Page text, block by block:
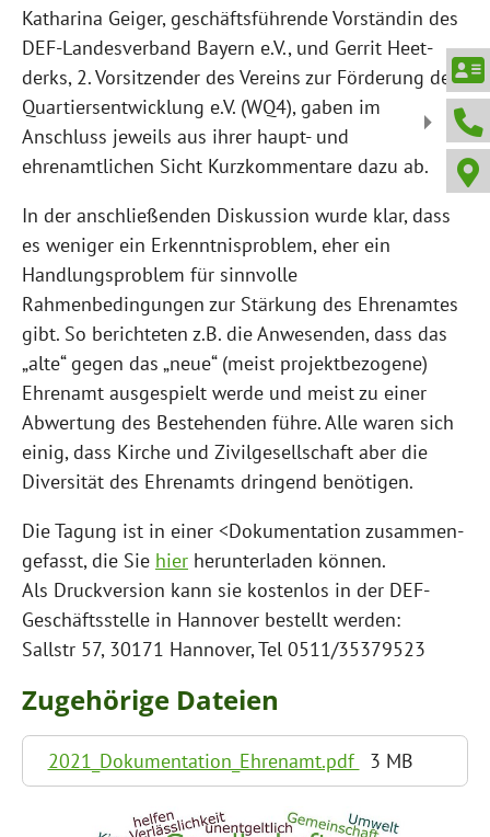
Katharina Geiger, geschäftsführende Vorständin des
DEF-Landesverband Bayern e.V., und Gerrit Heet­
derks, 2. Vorsitzender des Vereins zur Förderung der
Quartiersentwicklung e.V. (WQ4), gaben im
Anschluss jeweils aus ihrer haupt- und
ehrenamtlichen Sicht Kurzkommentare dazu ab.
In der anschließenden Diskussion wurde klar, dass
es weniger ein Erkenntnisproblem, eher ein
Handlungsproblem für sinnvolle
Rahmenbedingungen zur Stär­kung des Ehrenamtes
gibt. So berichteten z.B. die Anwesenden, dass das
„alte“ gegen das „neue“ (meist projektbezogene)
Ehrenamt ausgespielt werde und meist zu einer
Abwertung des Bestehenden führe. Alle waren sich
einig, dass Kirche und Zivilgesellschaft aber die
Diversität des Ehrenamts dringend benötigen.
Die Tagung ist in einer <Dokumentation zusammen­
gefasst, die Sie hier herunterladen können.
Als Druckversion kann sie kostenlos in der DEF-
Geschäftsstelle in Hannover bestellt werden:
Sallstr 57, 30171 Hannover, Tel 0511/35379523
Zugehörige Dateien
2021_Dokumentation_Ehrenamt.pdf 3 MB